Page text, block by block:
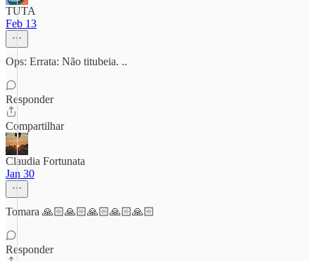
TUTA
Feb 13
Ops: Errata: Não titubeia. ..
Responder
Compartilhar
Claudia Fortunata
Jan 30
Tomara 🙏🏻🙏🏻🙏🏻🙏🏻🙏🏻
Responder